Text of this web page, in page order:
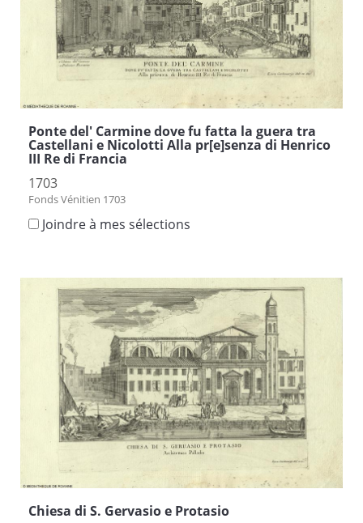
Ponte del' Carmine dove fu fatta la guera tra
Castellani e Nicolotti Alla pr[e]senza di Henrico
III Re di Francia
1703
Fonds Vénitien 1703
Joindre à mes sélections
Chiesa di S. Gervasio e Protasio